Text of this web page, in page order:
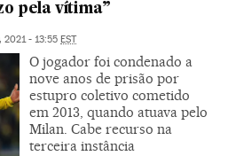
pela vítima”
2021 - 13:55 EST
O jogador foi condenado a
nove anos de prisão por
estupro coletivo cometido
em 2013, quando atuava pelo
Milan. Cabe recurso na
terceira instância